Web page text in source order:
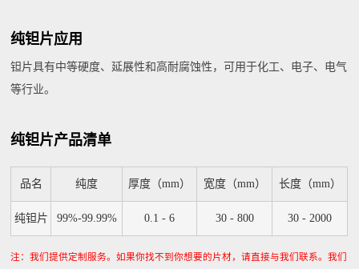
纯钽片应用
钽片具有中等硬度、延展性和高耐腐蚀性，可用于化工、电子、电气
等行业。
纯钽片产品清单
品名 纯度 厚度（mm） 宽度（mm） 长度（mm）
纯钽片 99%-99.99% 0.1 - 6 30 - 800 30 - 2000
注：我们提供定制服务。如果你找不到你想要的片材，请直接与我们联系。我们